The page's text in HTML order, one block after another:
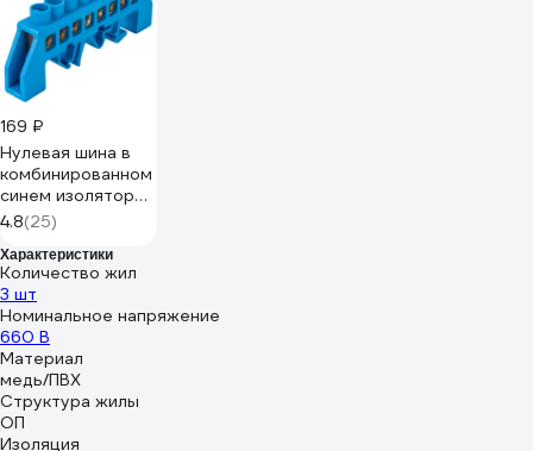
169 ₽
Нулевая шина в
комбинированном
синем изоляторе
на DIN-рейку
REXANT 8x12 мм 8
групп 11-2314
4.8(25)
Характеристики
Количество жил
3 шт
Номинальное напряжение
660 В
Материал
медь/ПВХ
Структура жилы
ОП
Изоляция